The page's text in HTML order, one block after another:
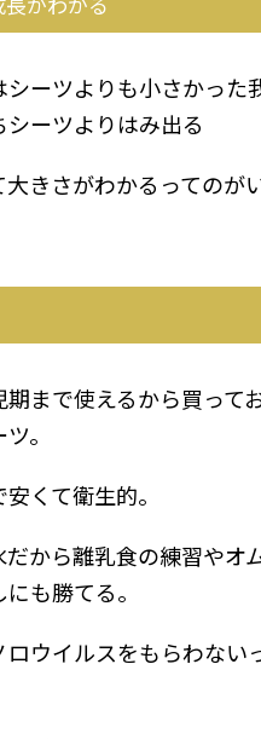
シーツよりも小さかった
シーツよりはみ出る
きさがわかるってのが
期まで使えるから買って
。
くて衛生的。
だから離乳食の練習やオ
も勝てる。
ロウイルスをもらわない